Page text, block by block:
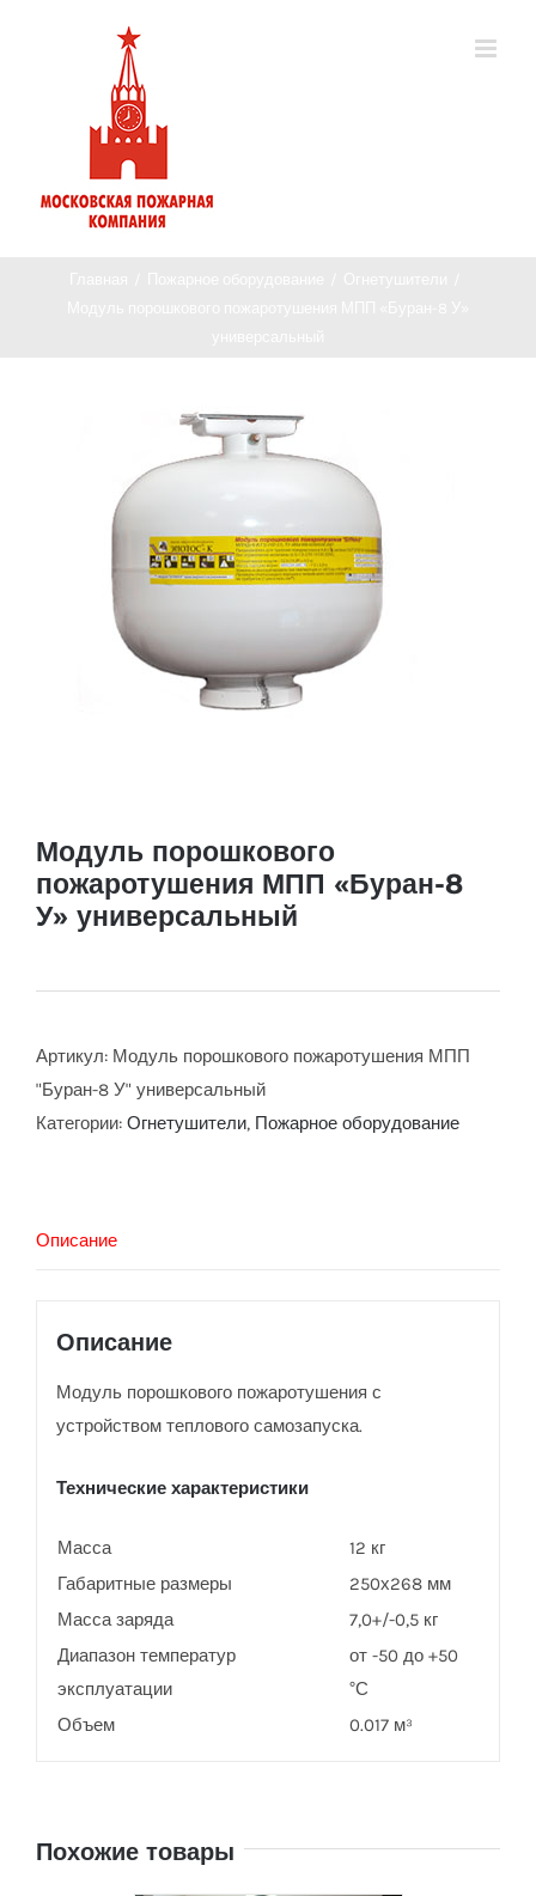
Модуль порошкового
пожаротушения МПП «Буран-8
У» универсальный
Артикул: Модуль порошкового пожаротушения МПП
"Буран-8 У" универсальный
Категории: Огнетушители, Пожарное оборудование
Описание
Описание
Модуль порошкового пожаротушения с
устройством теплового самозапуска.
Технические характеристики
Масса
12 кг
Габаритные размеры
250х268 мм
Масса заряда
7,0+/-0,5 кг
Диапазон температур
эксплуатации
от -50 до +50
°С
Объем
0.017 м³
Похожие товары